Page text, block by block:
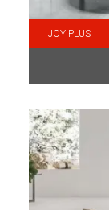
JOY PLUS